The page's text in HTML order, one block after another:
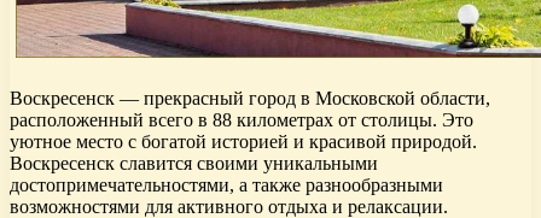
Воскресенск — прекрасный город в Московской области,
расположенный всего в 88 километрах от столицы. Это
уютное место с богатой историей и красивой природой.
Воскресенск славится своими уникальными
достопримечательностями, а также разнообразными
возможностями для активного отдыха и релаксации.